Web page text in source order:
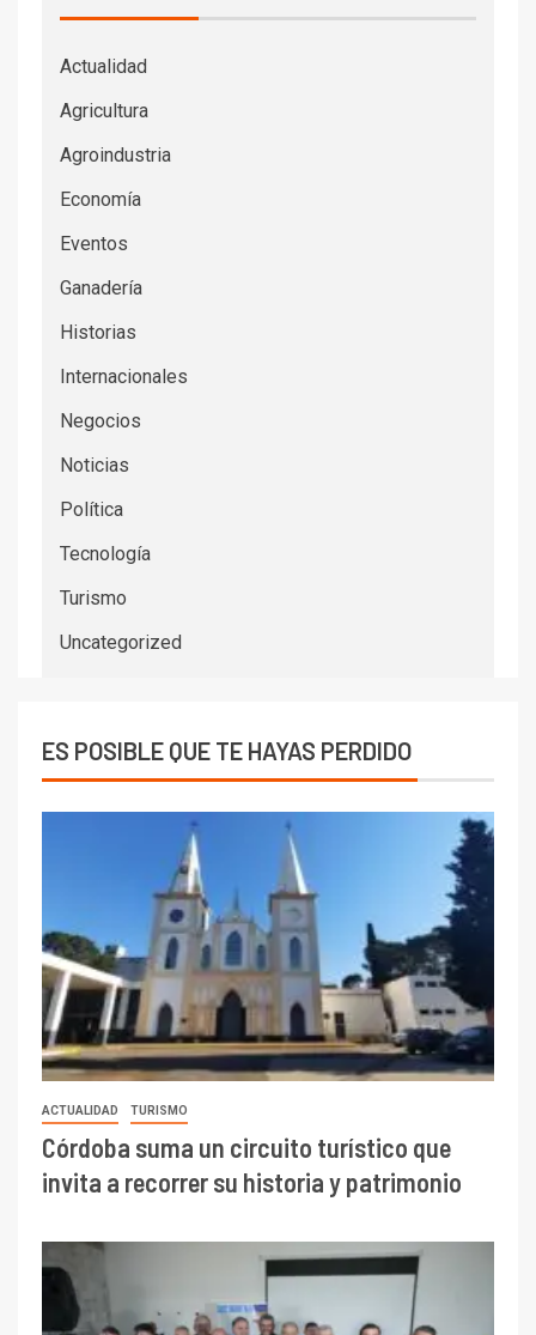
Actualidad
Agricultura
Agroindustria
Economía
Eventos
Ganadería
Historias
Internacionales
Negocios
Noticias
Política
Tecnología
Turismo
Uncategorized
ES POSIBLE QUE TE HAYAS PERDIDO
ACTUALIDAD TURISMO
Córdoba suma un circuito turístico que
invita a recorrer su historia y patrimonio